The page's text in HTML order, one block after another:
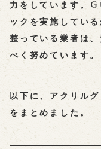
力をしています。
ックを実施してい
整っている業者は
べく努めています。
以下に、アクリル
をまとめました。